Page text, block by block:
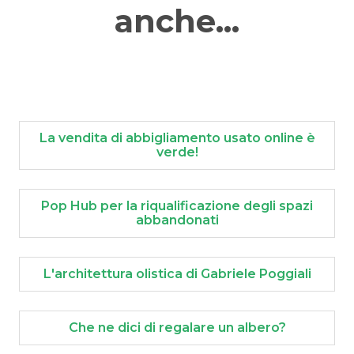
anche...
La vendita di abbigliamento usato online è
verde!
Pop Hub per la riqualificazione degli spazi
abbandonati
L'architettura olistica di Gabriele Poggiali
Che ne dici di regalare un albero?